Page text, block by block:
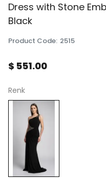
Dress with Stone
Black
Product Code: 2515
$ 551.00
Renk